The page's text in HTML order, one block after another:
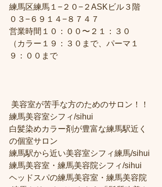
練馬区練馬１−２０−２ASKビル３階
０３−６９１４−８７４７
営業時間１０：００〜２１：３０
（カラー１９：３０まで、パーマ１
９：００まで
練馬美容室シフィ/sihui
白髪染めカラー剤が豊富な練馬駅近く
の個室サロン
練馬駅から近い美容室シフィ練馬/sihui
練馬美容室・練馬美容院シフィ/sihui
ヘッドスパの練馬美容室・練馬美容院